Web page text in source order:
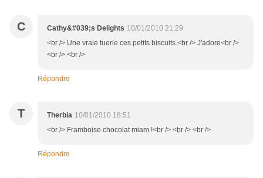
C Cathy&#039;s Delights 10/01/2010 21:29
<br /> Une vraie tuerie ces petits biscuits.<br /> J'adore<br />
<br /> <br />
Répondre
T Therbia 10/01/2010 18:51
<br /> Framboise chocolat miam !<br /> <br /> <br />
Répondre